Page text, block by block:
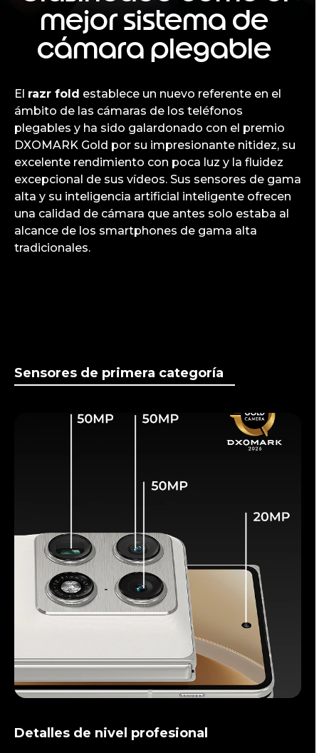
mejor sistema de
cámara plegable
El razr fold establece un nuevo referente en el
ámbito de las cámaras de los teléfonos
plegables y ha sido galardonado con el premio
DXOMARK Gold por su impresionante nitidez, su
excelente rendimiento con poca luz y la fluidez
excepcional de sus vídeos. Sus sensores de gama
alta y su inteligencia artificial inteligente ofrecen
una calidad de cámara que antes solo estaba al
alcance de los smartphones de gama alta
tradicionales.
Sensores de primera categoría
Detalles de nivel profesional